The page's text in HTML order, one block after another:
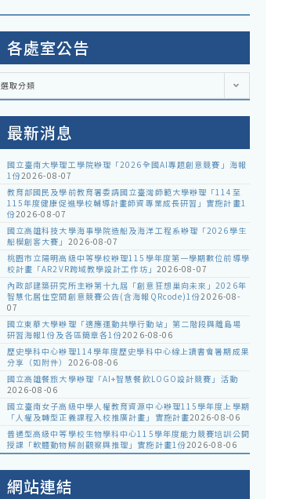
各處室公告
選取分類
最新消息
國立臺南大學理工學院辦理「2026全國AI專題創意競賽」海報
1份2026-08-07
教育部國民及學前教育署委請國立臺灣師範大學辦理「114至
115年度健康促進學校輔導計畫師資專業成長研習」實施計畫1
份2026-08-07
國立高雄科技大學海事學院造船及海洋工程系辦理「2026學生
船模創客大賽」 2026-08-07
桃園市立陽明高級中等學校辦理115學年度第一學期數位前導學
校計畫「AR2VR跨域教學設計工作坊」 2026-08-07
內政部建築研究所主辦第十九屆「創意狂想巢向未來」2026年
智慧化居住空間創意競賽公告(含海報QRcode)1份2026-08-
07
國立東華大學辦理「適應運動共學行動站」第二階段與離島場
研習海報1份及各區簡章各1份2026-08-06
歷史學科中心辦理114學年度歷史學科中心線上讀書會暑期成果
分享（如附件） 2026-08-06
國立高雄餐旅大學辦理「AI+智慧餐飲LOGO設計競賽」活動
2026-08-06
國立臺南女子高級中學人權教育資源中心辦理115學年度上學期
「人權及轉型正義課程入校推廣計畫」實施計畫2026-08-06
普通型高級中等學校生物學科中心115學年度能力競賽培訓公開
授課「軟體動物解剖觀察與推理」實施計畫1份2026-08-06
網站連結